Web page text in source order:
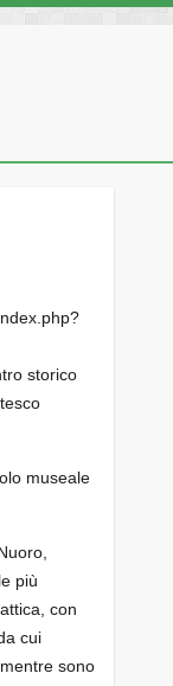
storico
museale
più
con
cui
sono